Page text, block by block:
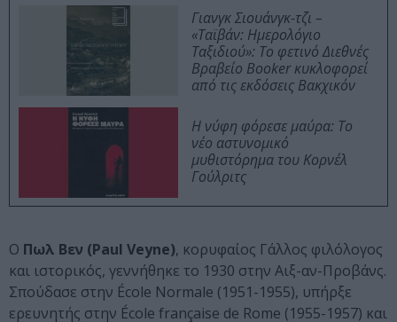
Γιανγκ Σιουάνγκ-τζι –
«Ταϊβάν: Ημερολόγιο
Ταξιδιού»: Το φετινό Διεθνές
Βραβείο Booker κυκλοφορεί
από τις εκδόσεις Βακχικόν
Η νύφη φόρεσε μαύρα: Το
νέο αστυνομικό
μυθιστόρημα του Κορνέλ
Γούλριτς
Ο Πωλ Βεν (Paul Veyne), κορυφαίος Γάλλος φιλόλογος
και ιστορικός, γεννήθηκε το 1930 στην Αιξ-αν-Προβάνς.
Σπούδασε στην École Normale (1951-1955), υπήρξε
ερευνητής στην École française de Rome (1955-1957) και